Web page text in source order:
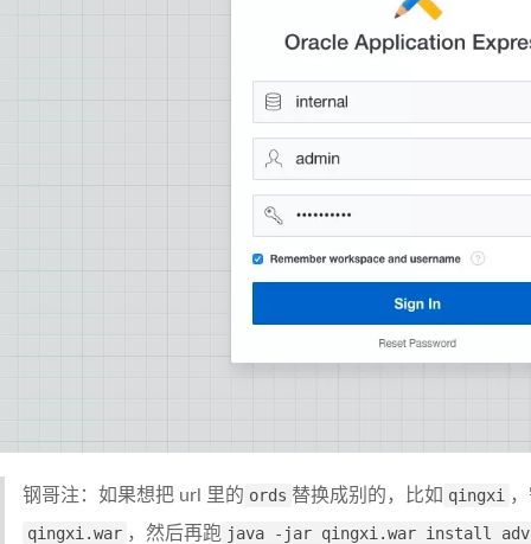
钢哥注：如果想把 url 里的 ords 替换成别的，比如 qingxi
qingxi.war ，然后再跑 java -jar qingxi.war install